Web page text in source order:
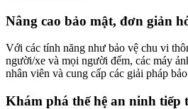
Nâng cao bảo mật, đơn giản
Với các tính năng như bảo vệ chu vi
người/xe và mọi người đếm, các máy
nhân viên và cung cấp các giải pháp
Khám phá thế hệ an ninh tiếp